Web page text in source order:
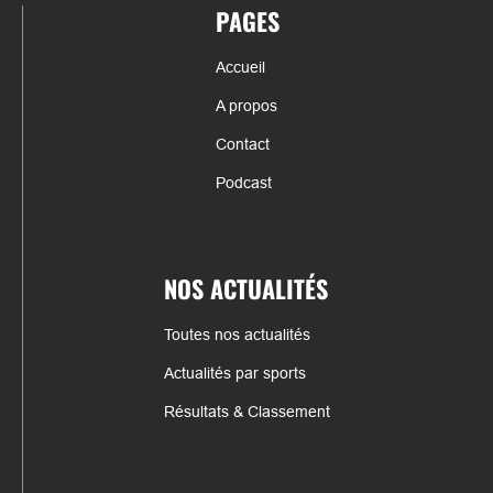
PAGES
Accueil
A propos
Contact
Podcast
NOS ACTUALITÉS
Toutes nos actualités
Actualités par sports
Résultats & Classement